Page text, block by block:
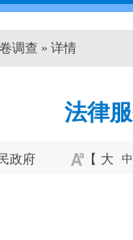
调查 » 详情
法律
政府 【 大 中